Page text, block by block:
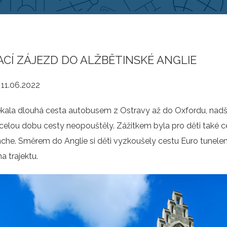
ZÁJEZD DO ALŽBĚTINSKÉ ANGLIE
11.06.2022
dlouhá cesta autobusem z Ostravy až do Oxfordu,
dobu cesty neopouštěly. Zážitkem byla pro děti také
Směrem do Anglie si děti vyzkoušely cestu Euro
trajektu.